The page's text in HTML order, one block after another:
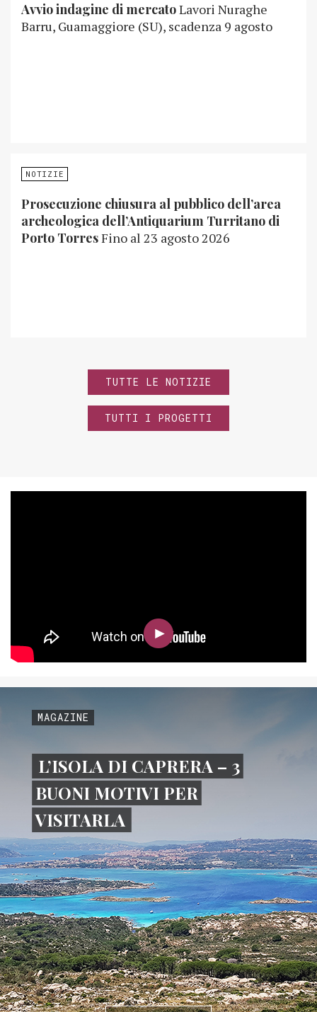
Avvio indagine di mercatoLavori Nuraghe
Barru, Guamaggiore (SU), scadenza 9 agosto
NOTIZIE
Prosecuzione chiusura al pubblico dell’area
archeologica dell’Antiquarium Turritano di
Porto TorresFino al 23 agosto 2026
TUTTE LE NOTIZIE
TUTTI I PROGETTI
MAGAZINE
L’ISOLA DI CAPRERA – 3
BUONI MOTIVI PER
VISITARLA